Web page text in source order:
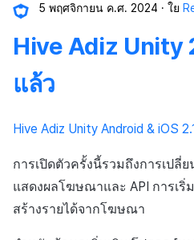
5 พฤศจิกายน ค.ศ. 2024 ใย
Hive Adiz Unity
แล้ว
Hive Adiz Unity Android & iOS
การเปิดตัวครั้งนี้รวมถึงการเปลี่
แสดงผลโฆษณาและ API การเริ่
สร้างรายได้จากโฆษณา